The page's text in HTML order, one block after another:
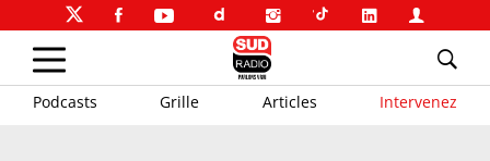
Podcasts Grille Articles Intervenez